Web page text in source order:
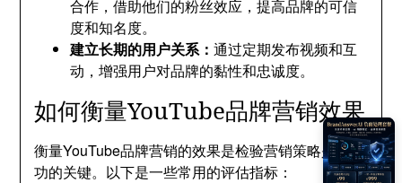
合作，借助他们的粉丝效应，提高品牌的可信
度和知名度。
建立长期的用户关系：通过定期发布视频和互
动，增强用户对品牌的黏性和忠诚度。
如何衡量YouTube品牌营销效果
衡量YouTube品牌营销的效果是检验营销策略是否成
功的关键。以下是一些常用的评估指标：